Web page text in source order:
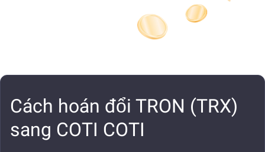
Cách hoán đổi TRON (TRX)
sang COTI COTI